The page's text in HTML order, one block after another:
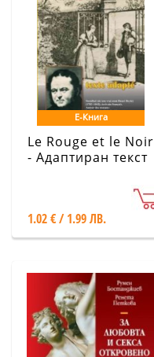
Е-Книга
Le Rouge et le Noir
- Адаптиран текст
1.02 € / 1.99 ЛВ.